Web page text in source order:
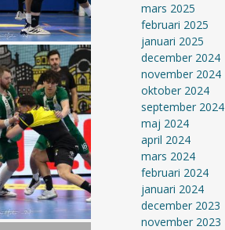
mars 2025
februari 2025
januari 2025
december 2024
november 2024
oktober 2024
september 2024
maj 2024
april 2024
mars 2024
februari 2024
januari 2024
december 2023
november 2023